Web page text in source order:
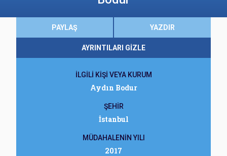
PAYLAŞ YAZDIR
AYRINTILARI GİZLE
İLGİLİ KİŞİ VEYA KURUM
Aydın Bodur
ŞEHİR
İstanbul
MÜDAHALENİN YILI
2017